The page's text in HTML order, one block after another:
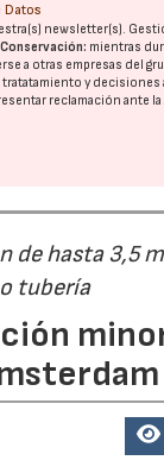
Datos
newsletter(s).
Conservación: mientras
a otras empresas del
y decisiones
reclamación ante la
hasta 3,5
tubería